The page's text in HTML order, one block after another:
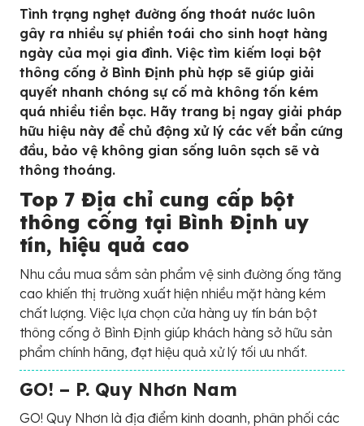
Tình trạng nghẹt đường ống thoát nước luôn
gây ra nhiều sự phiền toái cho sinh hoạt hàng
ngày của mọi gia đình. Việc tìm kiếm loại bột
thông cống ở Bình Định phù hợp sẽ giúp giải
quyết nhanh chóng sự cố mà không tốn kém
quá nhiều tiền bạc. Hãy trang bị ngay giải pháp
hữu hiệu này để chủ động xử lý các vết bẩn cứng
đầu, bảo vệ không gian sống luôn sạch sẽ và
thông thoáng.
Top 7 Địa chỉ cung cấp bột
thông cống tại Bình Định uy
tín, hiệu quả cao
Nhu cầu mua sắm sản phẩm vệ sinh đường ống tăng
cao khiến thị trường xuất hiện nhiều mặt hàng kém
chất lượng. Việc lựa chọn cửa hàng uy tín bán bột
thông cống ở Bình Định giúp khách hàng sở hữu sản
phẩm chính hãng, đạt hiệu quả xử lý tối ưu nhất.
GO! – P. Quy Nhơn Nam
GO! Quy Nhơn là địa điểm kinh doanh, phân phối các